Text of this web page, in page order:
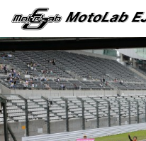
コ
ン
テ
ン
ツ